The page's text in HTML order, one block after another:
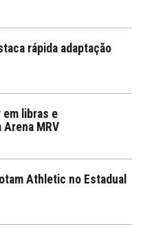
rápida adaptação
em libras e
MRV
Athletic no Estadual